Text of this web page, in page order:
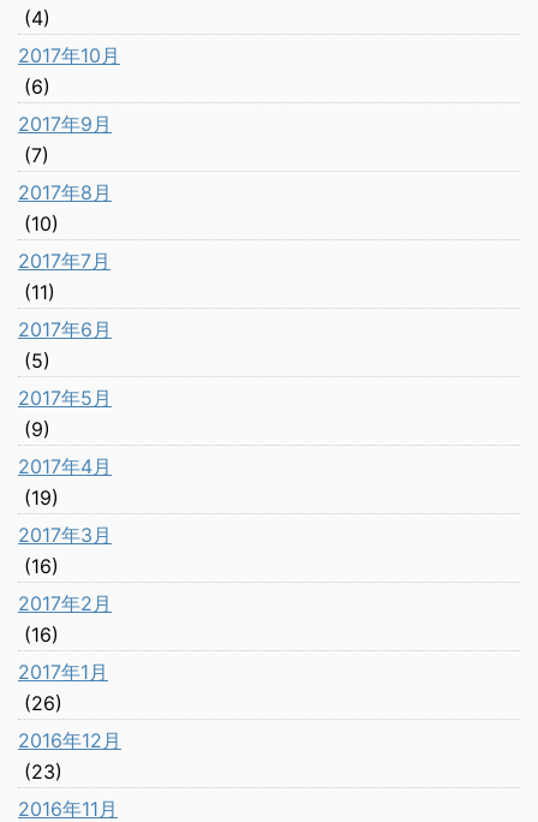
(4)
2017年10月
(6)
2017年9月
(7)
2017年8月
(10)
2017年7月
(11)
2017年6月
(5)
2017年5月
(9)
2017年4月
(19)
2017年3月
(16)
2017年2月
(16)
2017年1月
(26)
2016年12月
(23)
2016年11月